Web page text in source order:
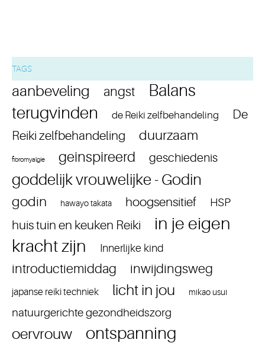
TAGS
aanbeveling angst
Balans
terugvinden
de Reiki zelfbehandeling
De
Reiki zelfbehandeling
duurzaam
fibromyalgie geinspireerd geschiedenis
goddelijk vrouwelijke - Godin
godin hawayo takata hoogsensitief HSP
huis tuin en keuken Reiki
in je eigen
kracht zijn
Innerlijke kind
introductiemiddag inwijdingsweg
japanse reiki techniek licht in jou mikao usui
natuurgerichte gezondheidszorg
oervrouw ontspanning